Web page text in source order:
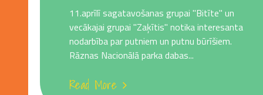
11.aprīlī sagatavošanas grupai "Bitīte" un
vecākajai grupai "Zaķītis" notika interesanta
nodarbība par putniem un putnu būrīšiem.
Rāznas Nacionālā parka dabas...
Read More